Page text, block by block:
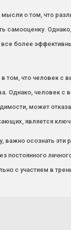
о том, что
самооценку.
более
том, что человек
Однако, человек с
может
является
важно осознать
постоянного
с участием в